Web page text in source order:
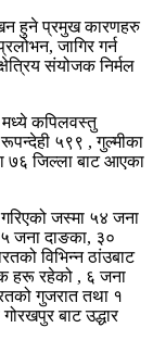
हुने प्रमुख कारणहरु
जागिर गर्न
संयोजक निर्मल
मध्ये कपिलवस्तु
५९९ , गुल्मीका
७६ जिल्ला बाट आएका
जस्मा ५४ जना
जना दाङका, ३०
विभिन्न ठांउबाट
हरू रहेको , ६ जना
गुजरात तथा १
बाट उद्धार